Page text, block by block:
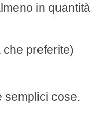
in
che preferite)
semplici cose.